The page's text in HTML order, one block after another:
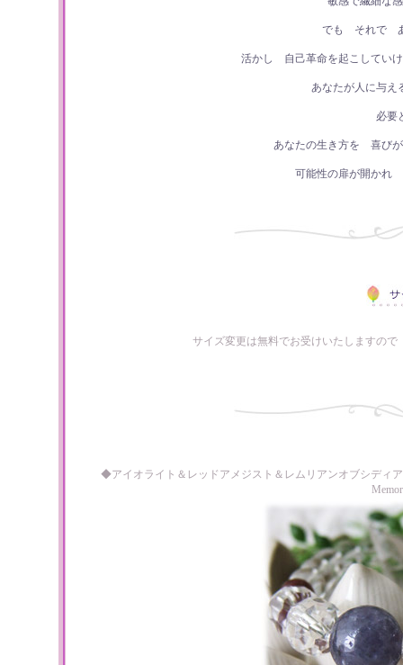
でも それで あ
活かし 自己革命を起こしてい
あなたが人に与え
必要
あなたの生き方を 喜びが
可能性の扉が開かれ
サイズ変更は無料でお受けいたしますの
◆アイオライト＆レッドアメジスト＆レムリアンオブシディ